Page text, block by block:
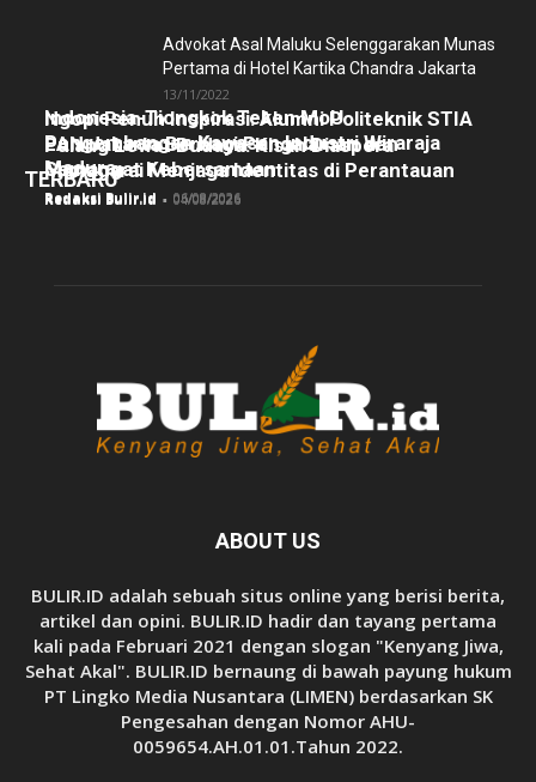
Advokat Asal Maluku Selenggarakan Munas
Pertama di Hotel Kartika Chandra Jakarta
13/11/2022
TERBARU
Indonesia-Tiongkok Teken MoU
Pengembangan Kawasan Industri Wiraraja
Madura
Redaksi Bulir.id - 06/08/2026
Ngopi Penuh Inspirasi: Alumni Politeknik STIA
LAN Jakarta Berbagi Pengalaman dan
Semangat Kebersamaan
Redaksi Bulir.id - 05/08/2026
Pulang Lewat Budaya: Kisah Diaspora
Manggarai Menjaga Identitas di Perantauan
Redaksi Bulir.id - 04/08/2026
ABOUT US
BULIR.ID adalah sebuah situs online yang berisi berita,
artikel dan opini. BULIR.ID hadir dan tayang pertama
kali pada Februari 2021 dengan slogan "Kenyang Jiwa,
Sehat Akal". BULIR.ID bernaung di bawah payung hukum
PT Lingko Media Nusantara (LIMEN) berdasarkan SK
Pengesahan dengan Nomor AHU-
0059654.AH.01.01.Tahun 2022.